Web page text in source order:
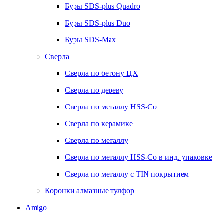
Буры SDS-plus Quadro
Буры SDS-plus Duo
Буры SDS-Max
Сверла
Сверла по бетону ЦХ
Сверла по дереву
Сверла по металлу HSS-Co
Сверла по керамике
Сверла по металлу
Сверла по металлу HSS-Co в инд. упаковке
Сверла по металлу с TIN покрытием
Коронки алмазные тулфор
Amigo